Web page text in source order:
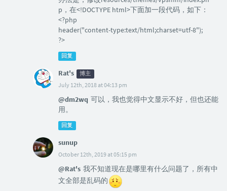
p，在<!DOCTYPE html>下面加一段代码，如下：
<?php
header("content-type:text/html;charset=utf-8");
?>
回复
Rat's 博主
July 12th, 2018 at 04:13 pm
@dm2wq 可以，我也觉得中文显示不好，但也还能
用。
回复
sunup
October 12th, 2019 at 05:15 pm
@Rat's 我不知道现在是哪里有什么问题了，所有中
文全部是乱码的